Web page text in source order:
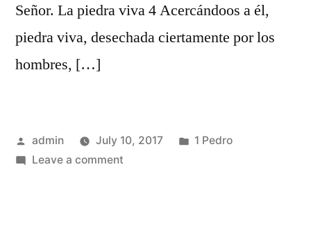
Señor. La piedra viva 4 Acercándoos a él,
piedra viva, desechada ciertamente por los
hombres, […]
Posted
by
admin July 10, 2017
Posted
1 Pedro
Leave a commenton